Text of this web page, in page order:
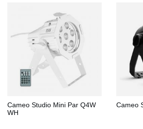
Cameo Studio Mini Par Q4W
WH
Cameo